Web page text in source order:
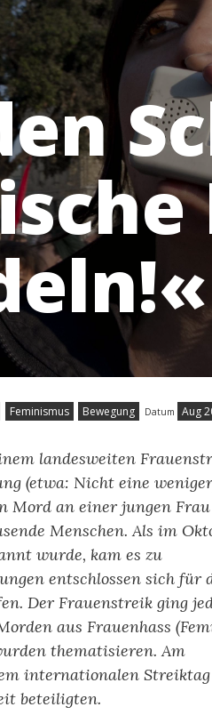
Feminismus Bewegung Datum Aug
landesweiten
(etwa: Nicht eine
Mord an einer jungen Frau
Menschen. Als im
wurde, kam es zu
entschlossen sich für
Der Frauenstreik ging
aus Frauenhass
thematisieren. Am
internationalen
beteiligten.